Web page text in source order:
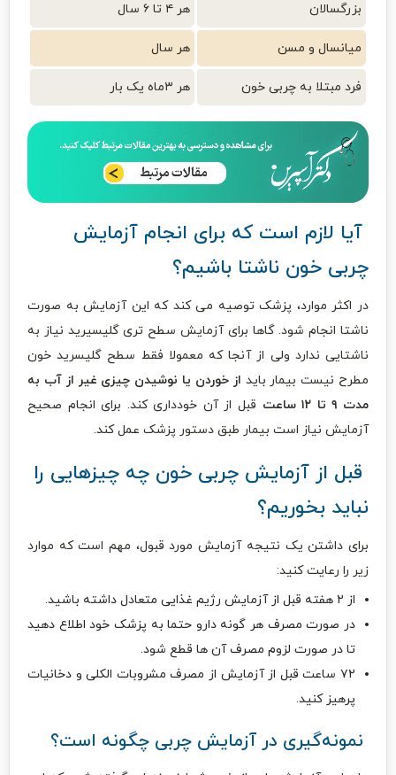
بزرگسالان هر ۴ تا ۶ سال
میانسال و مسن هر سال
فرد مبتلا به چربی خون هر ۳ماه یک بار
آیا لازم است که برای انجام آزمایش
چربی خون ناشتا باشیم؟
در اکثر موارد، پزشک توصیه می کند که این آزمایش به صورت
ناشتا انجام شود. گاها برای آزمایش سطح تری گلیسیرید نیاز به
ناشتایی ندارد ولی از آنجا که معمولا فقط سطح گلیسرید خون
مطرح نیست بیمار باید از خوردن یا نوشیدن چیزی غیر از آب به
مدت ۹ تا ۱۲ ساعت
قبل از آن خودداری کند. برای انجام صحیح
آزمایش نیاز است بیمار طبق دستور پزشک عمل کند.
قبل از آزمایش چربی خون چه چیزهایی را
نباید بخوریم؟
برای داشتن یک نتیجه آزمایش مورد قبول، مهم است که موارد
زیر را رعایت کنید:
از ۲ هفته قبل از آزمایش رژیم غذایی متعادل داشته باشید.
در صورت مصرف هر گونه دارو حتما به پزشک خود اطلاع دهید
تا در صورت لزوم مصرف آن ها قطع شود.
۷۲ ساعت قبل از آزمایش از مصرف مشروبات الکلی و دخانیات
پرهیز کنید.
نمونه‌گیری در آزمایش چربی چگونه است؟